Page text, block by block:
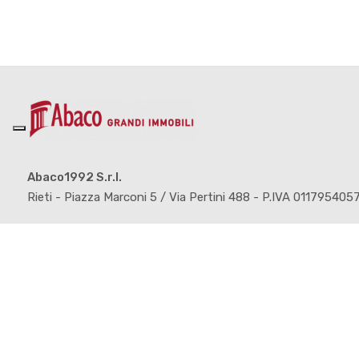
Abaco1992 S.r.l.
Rieti - Piazza Marconi 5 / Via Pertini 488 - P.IVA